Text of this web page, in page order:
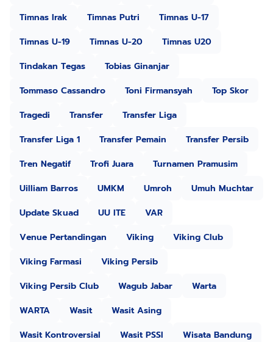
Timnas Irak
Timnas Putri
Timnas U-17
Timnas U-19
Timnas U-20
Timnas U20
Tindakan Tegas
Tobias Ginanjar
Tommaso Cassandro
Toni Firmansyah
Top Skor
Tragedi
Transfer
Transfer Liga
Transfer Liga 1
Transfer Pemain
Transfer Persib
Tren Negatif
Trofi Juara
Turnamen Pramusim
Uilliam Barros
UMKM Umroh
Umuh Muchtar
Update Skuad
UU ITE
VAR
Venue Pertandingan
Viking
Viking Club
Viking Farmasi
Viking Persib
Viking Persib Club
Wagub Jabar
Warta
WARTA
Wasit
Wasit Asing
Wasit Kontroversial
Wasit PSSI
Wisata Bandung